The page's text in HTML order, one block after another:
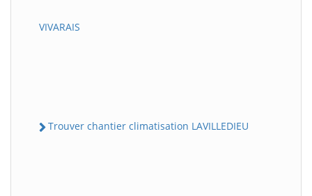
VIVARAIS
Trouver chantier climatisation LAVILLEDIEU